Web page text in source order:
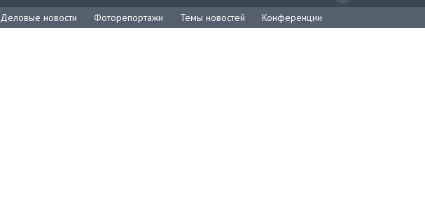
Деловые новости Фоторепортажи Темы новостей Конференции